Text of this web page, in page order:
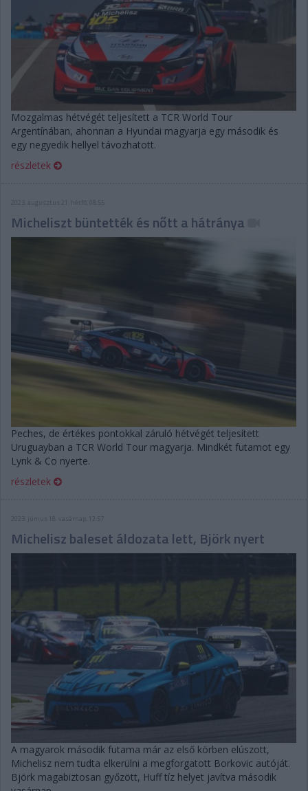
Mozgalmas hétvégét teljesített a TCR World Tour
Argentínában, ahonnan a Hyundai magyarja egy második és
egy negyedik hellyel távozhatott.
részletek
2023. augusztus 21. hétfő, 08:55
Micheliszt büntették és nőtt a hátránya
Peches, de értékes pontokkal záruló hétvégét teljesített
Uruguayban a TCR World Tour magyarja. Mindkét futamot egy
Lynk & Co nyerte.
részletek
2023. június 18. vasárnap, 12:57
Michelisz baleset áldozata lett, Björk nyert
A magyarok második futama már az első körben elúszott,
Michelisz nem tudta elkerülni a megforgatott Borkovic autóját.
Björk magabiztosan győzött, Huff tíz helyet javítva második